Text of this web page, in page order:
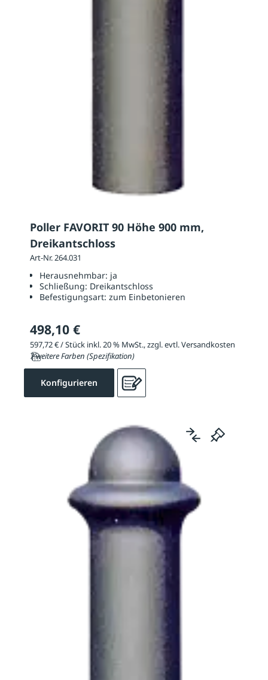
Poller FAVORIT 90 Höhe 900 mm,
Dreikantschloss
Art-Nr. 264.031
Herausnehmbar: ja
Schließung: Dreikantschloss
Befestigungsart: zum Einbetonieren
498,10 €
597,72 € / Stück inkl. 20 % MwSt., zzgl. evtl. Versandkosten
7 weitere Farben (Spezifikation)
Konfigurieren